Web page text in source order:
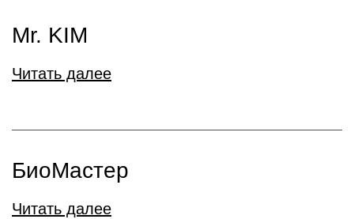
Mr. KIM
Читать далее
БиоМастер
Читать далее